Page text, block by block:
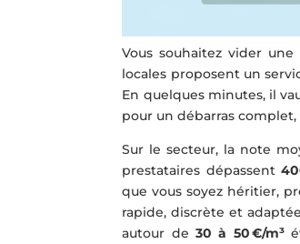
Vous souhaitez vider
locales proposent un
En quelques minutes, il
pour un débarras
Sur le secteur, la note
prestataires dépassent
que vous soyez héritier,
rapide, discrète et
autour de 30 à 50 €/m³